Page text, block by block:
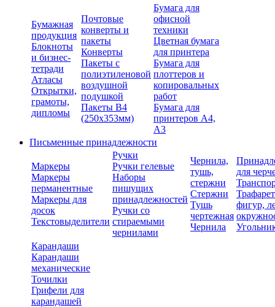
Бумажная
продукция
Блокноты
и бизнес-
тетради
Атласы
Открытки,
грамоты,
дипломы
Почтовые
конверты и
пакеты
Конверты
Пакеты с
полиэтиленовой
воздушной
подушкой
Пакеты В4
(250х353мм)
Бумага для
офисной
техники
Цветная бумага
для принтера
Бумага для
плоттеров и
копировальных
работ
Бумага для
принтеров А4,
А3
Письменные принадлежности
Маркеры
Маркеры
перманентные
Маркеры для
досок
Текстовыделители
Ручки
Ручки гелевые
Наборы
пишущих
принадлежностей
Ручки со
стираемыми
чернилами
Чернила,
тушь,
стержни
Стержни
Тушь
чертежная
Чернила
для
фигур,
Карандаши
Карандаши
механические
Точилки
Грифели для
карандашей